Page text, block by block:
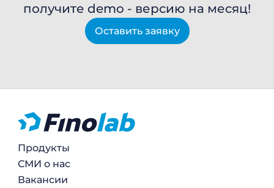
получите demo - версию на месяц!
Оставить заявку
Продукты
СМИ о нас
Вакансии